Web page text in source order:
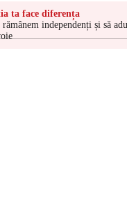
ta face diferența
rămânem independenți și să